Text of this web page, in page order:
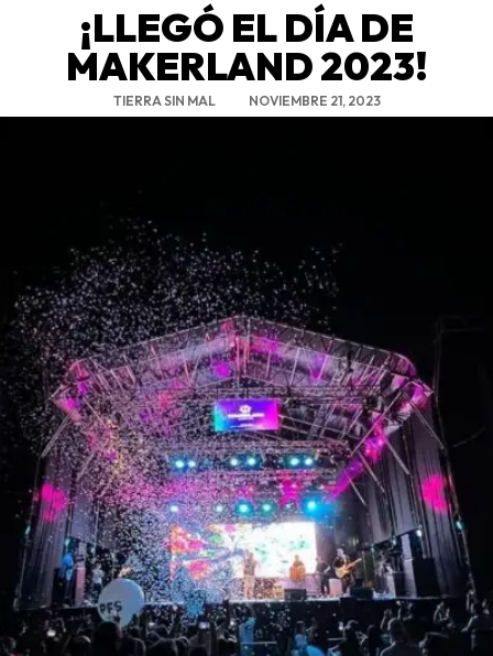
¡LLEGÓ EL DÍA DE
MAKERLAND 2023!
TIERRA SIN MAL NOVIEMBRE 21, 2023